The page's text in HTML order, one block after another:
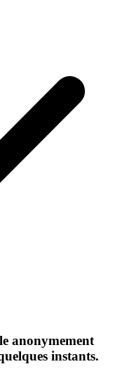
anonymement
instants.